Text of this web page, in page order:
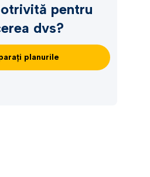
pentru
dvs?
planurile